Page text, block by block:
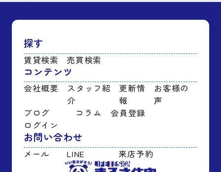
探す
賃貸検索 売買検索
コンテンツ
会社概要
スタッフ紹
介
更新情
報
お客様の
声
ブログ
コラム
会員登録
ログイン
お問い合わせ
メール LINE 来店予約